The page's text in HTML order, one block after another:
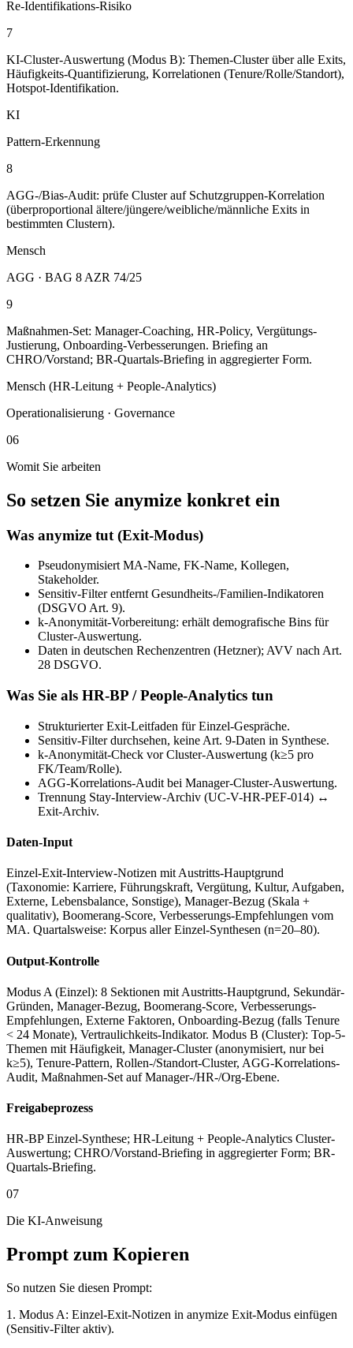
Re-Identifikations-Risiko
7
KI-Cluster-Auswertung (Modus B): Themen-Cluster über alle Exits,
Häufigkeits-Quantifizierung, Korrelationen (Tenure/Rolle/Standort),
Hotspot-Identifikation.
KI
Pattern-Erkennung
8
AGG-/Bias-Audit: prüfe Cluster auf Schutzgruppen-Korrelation
(überproportional ältere/jüngere/weibliche/männliche Exits in
bestimmten Clustern).
Mensch
AGG · BAG 8 AZR 74/25
9
Maßnahmen-Set: Manager-Coaching, HR-Policy, Vergütungs-
Justierung, Onboarding-Verbesserungen. Briefing an
CHRO/Vorstand; BR-Quartals-Briefing in aggregierter Form.
Mensch (HR-Leitung + People-Analytics)
Operationalisierung · Governance
06
Womit Sie arbeiten
So setzen Sie anymize konkret ein
Was anymize tut (Exit-Modus)
Pseudonymisiert MA-Name, FK-Name, Kollegen,
Stakeholder.
Sensitiv-Filter entfernt Gesundheits-/Familien-Indikatoren
(DSGVO Art. 9).
k-Anonymität-Vorbereitung: erhält demografische Bins für
Cluster-Auswertung.
Daten in deutschen Rechenzentren (Hetzner); AVV nach Art.
28 DSGVO.
Was Sie als HR-BP / People-Analytics tun
Strukturierter Exit-Leitfaden für Einzel-Gespräche.
Sensitiv-Filter durchsehen, keine Art. 9-Daten in Synthese.
k-Anonymität-Check vor Cluster-Auswertung (k≥5 pro
FK/Team/Rolle).
AGG-Korrelations-Audit bei Manager-Cluster-Auswertung.
Trennung Stay-Interview-Archiv (UC-V-HR-PEF-014) ↔
Exit-Archiv.
Daten-Input
Einzel-Exit-Interview-Notizen mit Austritts-Hauptgrund
(Taxonomie: Karriere, Führungskraft, Vergütung, Kultur, Aufgaben,
Externe, Lebensbalance, Sonstige), Manager-Bezug (Skala +
qualitativ), Boomerang-Score, Verbesserungs-Empfehlungen vom
MA. Quartalsweise: Korpus aller Einzel-Synthesen (n=20–80).
Output-Kontrolle
Modus A (Einzel): 8 Sektionen mit Austritts-Hauptgrund, Sekundär-
Gründen, Manager-Bezug, Boomerang-Score, Verbesserungs-
Empfehlungen, Externe Faktoren, Onboarding-Bezug (falls Tenure
< 24 Monate), Vertraulichkeits-Indikator. Modus B (Cluster): Top-5-
Themen mit Häufigkeit, Manager-Cluster (anonymisiert, nur bei
k≥5), Tenure-Pattern, Rollen-/Standort-Cluster, AGG-Korrelations-
Audit, Maßnahmen-Set auf Manager-/HR-/Org-Ebene.
Freigabeprozess
HR-BP Einzel-Synthese; HR-Leitung + People-Analytics Cluster-
Auswertung; CHRO/Vorstand-Briefing in aggregierter Form; BR-
Quartals-Briefing.
07
Die KI-Anweisung
Prompt zum Kopieren
So nutzen Sie diesen Prompt:
1. Modus A: Einzel-Exit-Notizen in anymize Exit-Modus einfügen
(Sensitiv-Filter aktiv).